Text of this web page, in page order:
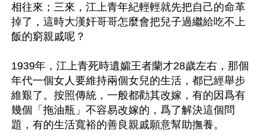
相往來；三來，江上青年紀輕輕就先把自己的命革
掉了，這時大漢奸哥哥怎麼會把兒子過繼給吃不上
飯的窮親戚呢？
1939年，江上青死時遺孀王者蘭才28歲左右，那個
年代一個女人要維持兩個女兒的生活，都已經舉步
維艱了。按照傳統，一般都勸其改嫁，有的因爲有
幾個「拖油瓶」不容易改嫁的，爲了解決這個問
題，有的生活寬裕的善良親戚願意幫助撫養。